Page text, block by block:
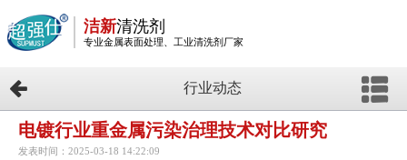
洁新清洗剂
专业金属表面处理、工业清洗剂厂家
行业动态
电镀行业重金属污染治理技术对比研究
发表时间：2025-03-18 14:22:09